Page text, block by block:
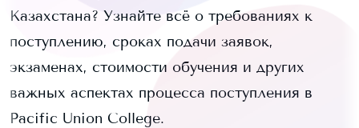
Казахстана? Узнайте всё о требованиях к
поступлению, сроках подачи заявок,
экзаменах, стоимости обучения и других
важных аспектах процесса поступления в
Pacific Union College.